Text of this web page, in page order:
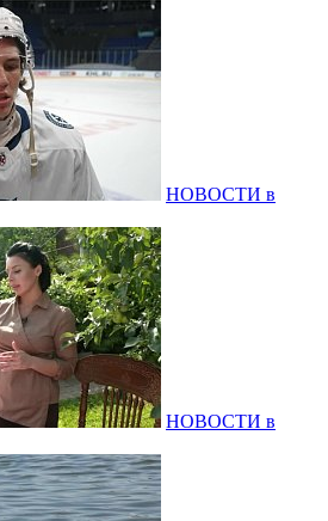
НОВОСТИ в
НОВОСТИ в